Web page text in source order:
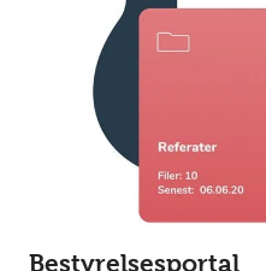
Bestyrelsesportal